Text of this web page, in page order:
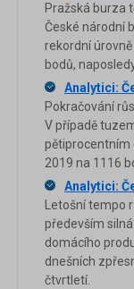
Pražská burza
České národní
rekordní
bodů,
Analytici:
Pokračování
V případě
pětiprocentním
2019 na 1116
Analytici:
Letošní tempo
především
domácího
dnešních
čtvrtletí.